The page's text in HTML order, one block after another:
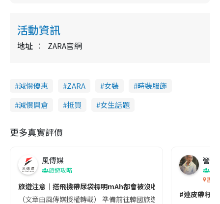
活動資訊
地址 ZARA官網
減價優惠 ZARA 女裝
時裝服飾
減價開倉
抵買 女生話題
更多真實評價
風傳媒
旅遊攻略
旅遊注意｜搭飛機帶尿袋標明mAh都會被沒收😱出發前切記檢查
（文章由風傳媒授權轉載） 準備前往韓國旅遊的民眾，近期要
營養
香港
#連皮帶籽